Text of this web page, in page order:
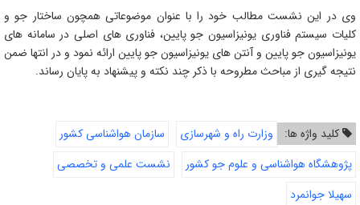
وی در این نشست مطالب خود را با عنوان موضوعاتی همچون ساختار جو و
کلیات سیستم فناوری یونیزاسیون جو پایین، فناوری ‌های اصلی در سامانه‌ های
یونیزاسیون جو پایین و آنتن ‌های یونیزاسیون جو پایین ارائه نمود و در انتها ضمن
نتیجه گیری از مباحث مطروحه با ذکر چند نکته و پیشنهاد به پایان رساند.
کلید واژه ها: وزارت راه و شهرسازی
سازمان هواشناسی کشور
پژوهشگاه هواشناسی و علوم جو کشور
نشست علمی و تخصصی
سهیلا جوانمرد